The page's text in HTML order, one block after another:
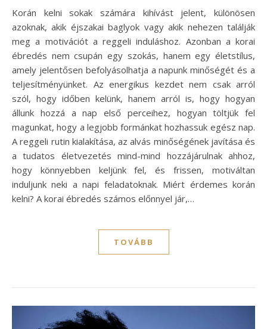
Korán kelni sokak számára kihívást jelent, különösen
azoknak, akik éjszakai baglyok vagy akik nehezen találják
meg a motivációt a reggeli induláshoz. Azonban a korai
ébredés nem csupán egy szokás, hanem egy életstílus,
amely jelentősen befolyásolhatja a napunk minőségét és a
teljesítményünket. Az energikus kezdet nem csak arról
szól, hogy időben kelünk, hanem arról is, hogy hogyan
állunk hozzá a nap első perceihez, hogyan töltjük fel
magunkat, hogy a legjobb formánkat hozhassuk egész nap.
A reggeli rutin kialakítása, az alvás minőségének javítása és
a tudatos életvezetés mind-mind hozzájárulnak ahhoz,
hogy könnyebben keljünk fel, és frissen, motiváltan
induljunk neki a napi feladatoknak. Miért érdemes korán
kelni? A korai ébredés számos előnnyel jár,…
TOVÁBB